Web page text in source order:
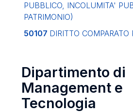
PUBBLICO, INCOLUMITA'
PATRIMONIO)
50107 DIRITTO COMPARATO
Dipartimento di
Management e
Tecnologia